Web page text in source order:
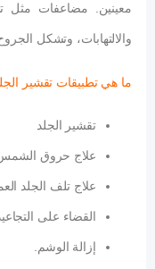
معينين. مضاعفات مثل
والالتهابات، وتشكل
ما هي تطبيقات تقشير
تقشير الجلد
علاج حروق
علاج تلف الجلد
القضاء على
إزالة الوشم.